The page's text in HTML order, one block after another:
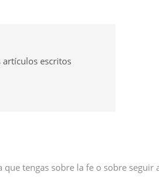
artículos escritos
tengas sobre la fe o sobre seguir